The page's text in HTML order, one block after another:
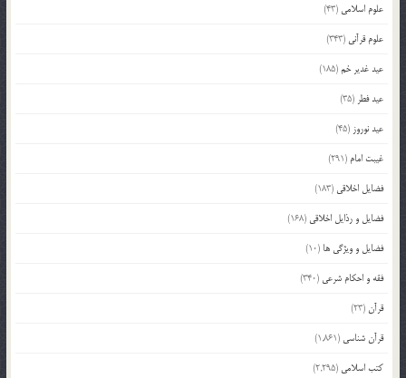
علوم اسلامی (43)
علوم قرآنی (343)
عید غدیر خم(185)
عید فطر (35)
عید نوروز (45)
غیبت امام (291)
فضایل اخلاقی (183)
فضایل و رذایل اخلاقی (168)
فضایل و ویژگی ها (10)
فقه و احکام شرعی (340)
قرآن(23)
قرآن شناسی (1,861)
کتب اسلامی (2,295)